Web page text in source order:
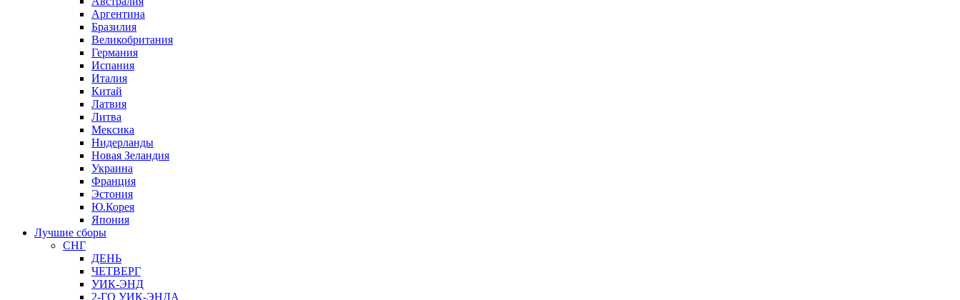
Аргентина
Бразилия
Великобритания
Германия
Испания
Италия
Китай
Латвия
Литва
Мексика
Нидерланды
Новая Зеландия
Украина
Франция
Эстония
Ю.Корея
Япония
Лучшие сборы
СНГ
ДЕНЬ
ЧЕТВЕРГ
УИК-ЭНД
2-ГО УИК-ЭНДА